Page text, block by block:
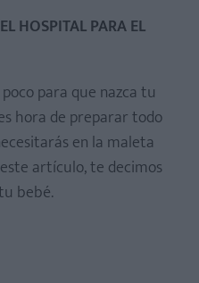
HOSPITAL PARA EL
para que nazca tu
hora de preparar todo
en la maleta
artículo, te decimos
bebé.